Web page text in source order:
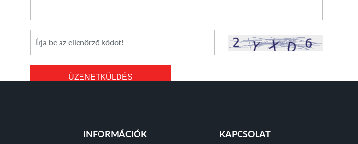
Cikkszám
ÜZENETKÜLDÉS
INFORMÁCIÓK KAPCSOLAT